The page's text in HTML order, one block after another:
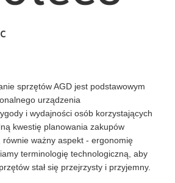
sprzętów AGD jest podstawowym
urządzenia
i wydajności osób korzystających
kwestię planowania zakupów
równie ważny aspekt - ergonomię
terminologię technologiczną, aby
stał się przejrzysty i przyjemny.